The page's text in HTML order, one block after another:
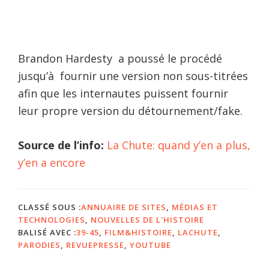
Brandon Hardesty a poussé le procédé
jusqu’à fournir une version non sous-titrées
afin que les internautes puissent fournir
leur propre version du détournement/fake.
Source de l’info: La Chute: quand y’en a plus,
y’en a encore
CLASSÉ SOUS :ANNUAIRE DE SITES
MÉDIAS ET
TECHNOLOGIES
NOUVELLES DE L'HISTOIRE
BALISÉ AVEC :39-45 FILM&HISTOIRE LACHUTE
PARODIES
REVUEPRESSE YOUTUBE